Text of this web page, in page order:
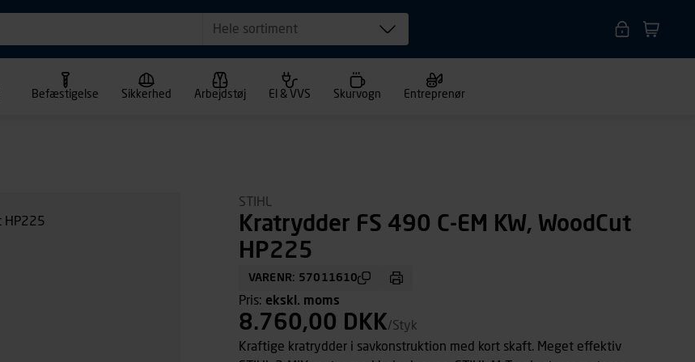
Hele sortiment
Befæstigelse Sikkerhed Arbejdstøj El & VVS Skurvogn Entreprenør
STIHL
Kratrydder FS 490 C-EM KW, WoodCut
HP225
VARENR: 57011610
Pris: ekskl. moms
8.760,00 DKK/Styk
Kraftige kratrydder i savkonstruktion med kort skaft. Meget effektiv